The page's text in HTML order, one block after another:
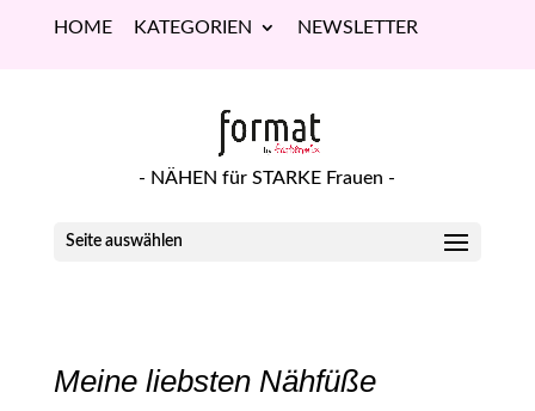
HOME KATEGORIEN NEWSLETTER
- NÄHEN für STARKE Frauen -
Seite auswählen
Meine liebsten Nähfüße